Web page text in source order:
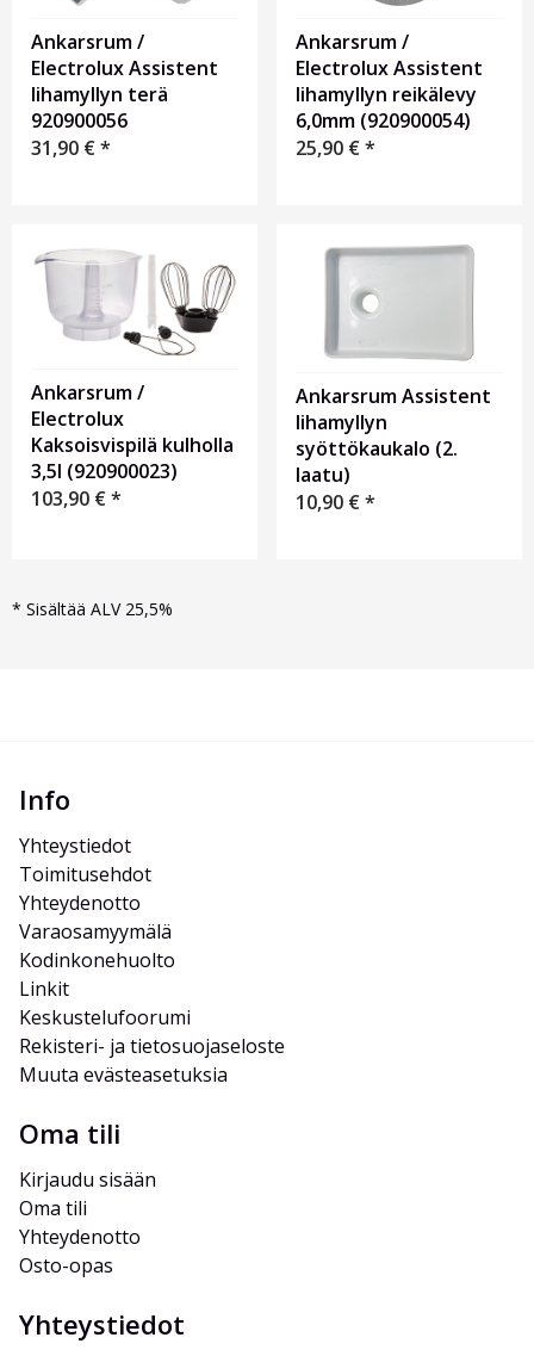
Ankarsrum /
Electrolux Assistent
lihamyllyn terä
920900056
31,90 €*
Ankarsrum /
Electrolux Assistent
lihamyllyn reikälevy
6,0mm (920900054)
25,90 €*
Ankarsrum /
Electrolux
Kaksoisvispilä kulholla
3,5l (920900023)
103,90 €*
Ankarsrum Assistent
lihamyllyn
syöttökaukalo (2.
laatu)
10,90 €*
* Sisältää ALV 25,5%
Info
Yhteystiedot
Toimitusehdot
Yhteydenotto
Varaosamyymälä
Kodinkonehuolto
Linkit
Keskustelufoorumi
Rekisteri- ja tietosuojaseloste
Muuta evästeasetuksia
Oma tili
Kirjaudu sisään
Oma tili
Yhteydenotto
Osto-opas
Yhteystiedot